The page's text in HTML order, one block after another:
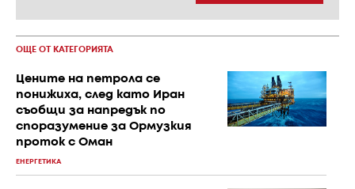
ОЩЕ ОТ КАТЕГОРИЯТА
Цените на петрола се
понижиха, след като Иран
съобщи за напредък по
споразумение за Ормузкия
проток с Оман
ЕНЕРГЕТИКА